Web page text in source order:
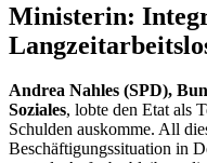
Ministerin:
Andrea Nahles (SPD),
Soziales, lobte den Etatals
Schulden auskomme. All
Beschäftigungssituation in